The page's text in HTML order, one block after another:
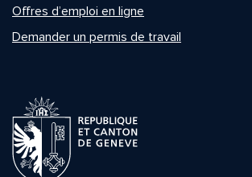
Offres d’emploi en ligne
Demander un permis de travail